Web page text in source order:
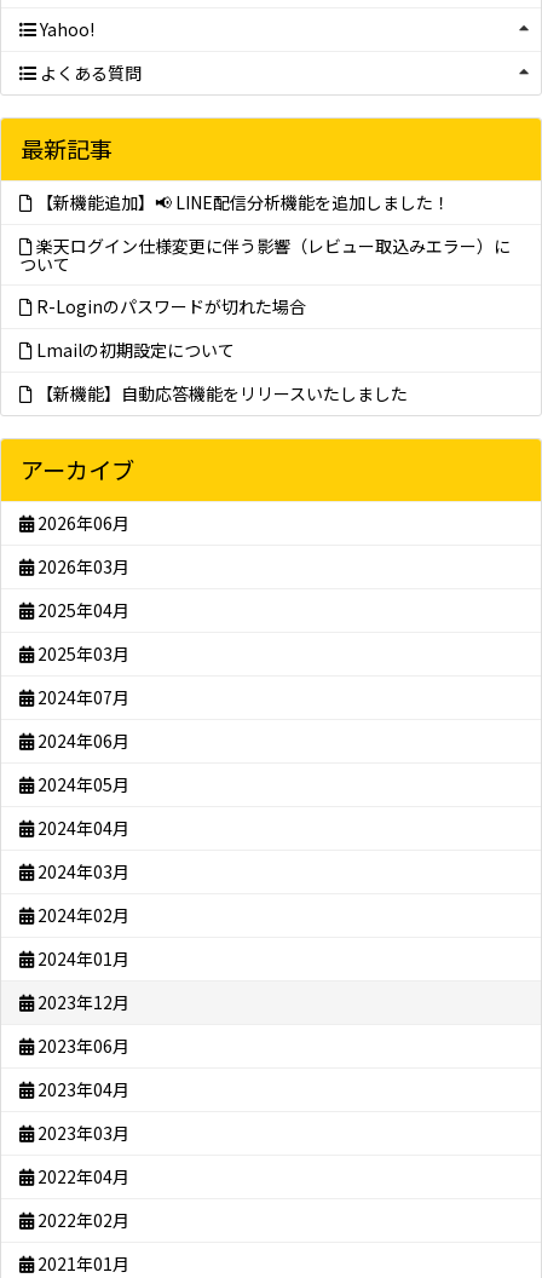
Yahoo!
よくある質問
最新記事
【新機能追加】📢 LINE配信分析機能を追加しました！
楽天ログイン仕様変更に伴う影響（レビュー取込みエラー）に
ついて
R-Loginのパスワードが切れた場合
Lmailの初期設定について
【新機能】自動応答機能をリリースいたしました
アーカイブ
2026年06月
2026年03月
2025年04月
2025年03月
2024年07月
2024年06月
2024年05月
2024年04月
2024年03月
2024年02月
2024年01月
2023年12月
2023年06月
2023年04月
2023年03月
2022年04月
2022年02月
2021年01月